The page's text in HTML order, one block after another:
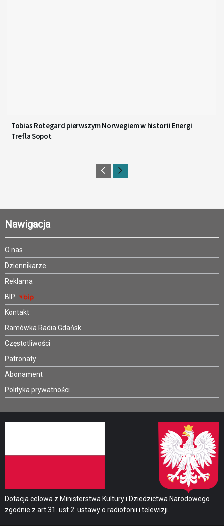
Tobias Rotegard pierwszym Norwegiem w historii Energi
Trefla Sopot
Nawigacja
O nas
Dziennikarze
Reklama
BIP
Kontakt
Ramówka Radia Gdańsk
Częstotliwości
Patronaty
Abonament
Polityka prywatności
Dotacja celowa z Ministerstwa Kultury i Dziedzictwa Narodowego
zgodnie z art.31. ust.2. ustawy o radiofonii i telewizji.